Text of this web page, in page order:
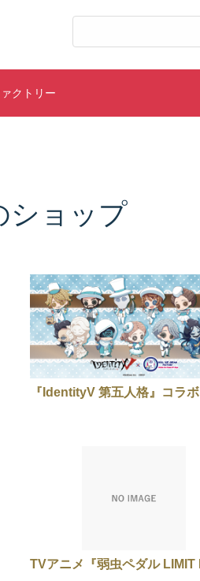
ショップ
『IdentityV 第五人格』コラボ